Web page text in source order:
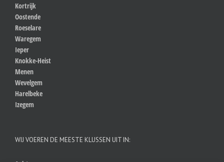
Kortrijk
Oostende
Roeselare
Waregem
Ieper
Knokke-Heist
Menen
Wevelgem
Harelbeke
Izegem
WIJ VOEREN DE MEESTE KLUSSEN UIT IN: